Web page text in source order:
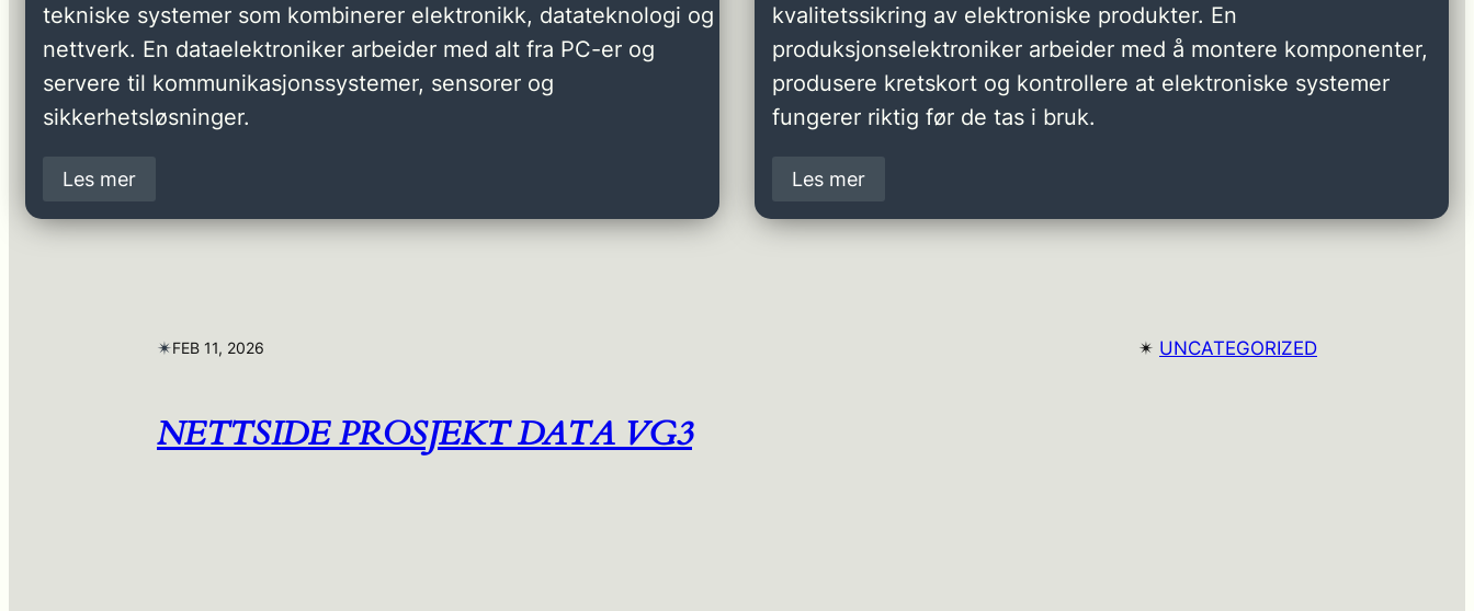
tekniske systemer som kombinerer elektronikk, datateknologi og
nettverk. En dataelektroniker arbeider med alt fra PC-er og
servere til kommunikasjonssystemer, sensorer og
sikkerhetsløsninger.
Les mer
kvalitetssikring av elektroniske produkter. En
produksjonselektroniker arbeider med å montere komponenter,
produsere kretskort og kontrollere at elektroniske systemer
fungerer riktig før de tas i bruk.
Les mer
✴︎FEB 11, 2026 ✴︎ UNCATEGORIZED
NETTSIDE PROSJEKT DATA VG3